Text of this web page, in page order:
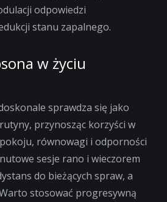
odpowiedzi
stanu zapalnego.
w życiu
sprawdza się jako
przynosząc korzyści w
równowagi i odporności
sesje rano i wieczorem
do bieżących spraw, a
stosować progresywną